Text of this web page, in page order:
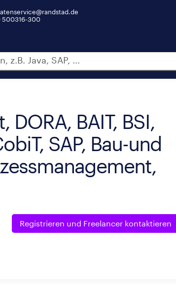
500316-300
DORA, BAIT, BSI,
SAP, Bau-und
Registrieren und Freelancer kontaktieren